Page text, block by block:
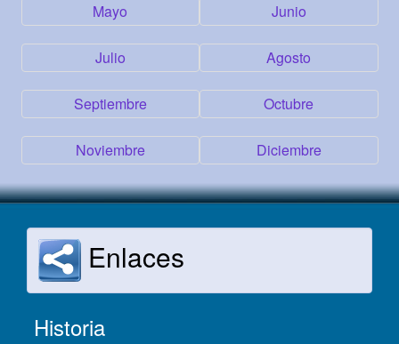
Mayo Junio
Julio Agosto
Septiembre Octubre
Noviembre Diciembre
Enlaces
Historia